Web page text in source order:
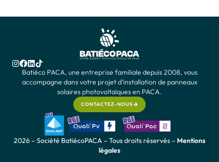
Batiéco PACA, une entreprise familiale depuis 2008, vous
accompagne dans votre projet d’installation de panneaux
solaires photovoltaïques en PACA.
CONTACTEZ-NOUS
2026 – Société BatiécoPACA – Tous droits réservés – Mentions
légales